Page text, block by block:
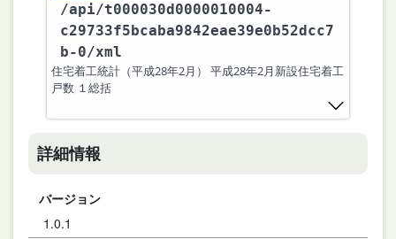
/api/t000030d0000010004-
c29733f5bcaba9842eae39e0b52dcc7
b-0/xml
住宅着工統計（平成28年2月） 平成28年2月新設住宅着工
戸数 １総括
詳細情報
バージョン
1.0.1